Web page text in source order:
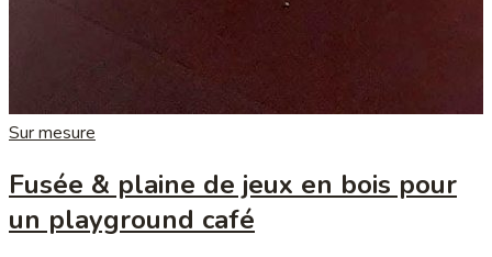
Sur mesure
Fusée & plaine de jeux en bois pour
un playground café